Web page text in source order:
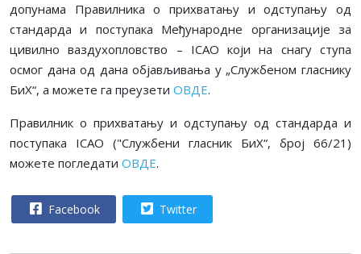
допунама Правилника о прихватању и одступању од
стандарда и поступака Међународне организације за
цивилно ваздухопловство – ICAO који на снагу ступа
осмог дана од дана објављивања у „Службеном гласнику
БиХ“, а можете га преузети ОВДЕ.
Правилник о прихватању и одступању од стандарда и
поступака ICAO ("Службени гласник БиХ“, број 66/21)
можете погледати ОВДЕ.
Facebook Twitter